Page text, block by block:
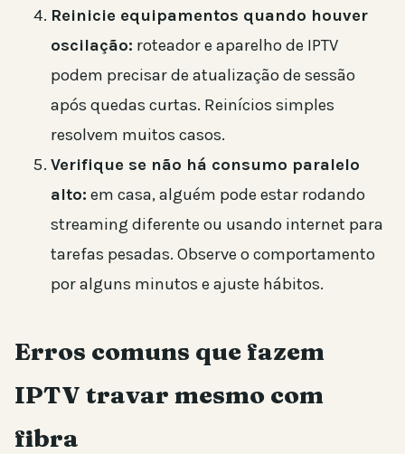
Reinicie equipamentos quando houver
oscilação: roteador e aparelho de IPTV
podem precisar de atualização de sessão
após quedas curtas. Reinícios simples
resolvem muitos casos.
Verifique se não há consumo paralelo
alto: em casa, alguém pode estar rodando
streaming diferente ou usando internet para
tarefas pesadas. Observe o comportamento
por alguns minutos e ajuste hábitos.
Erros comuns que fazem
IPTV travar mesmo com
fibra